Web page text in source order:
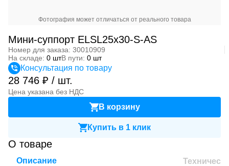
Фотография может отличаться от реального товара
Мини-суппорт ELSL25x30-S-AS
Номер для заказа: 30010909
На складе: 0 штВ пути: 0 шт
Консультация по товару
28 746 ₽ / шт.
Цена указана без НДС
В корзину
Купить в 1 клик
О товаре
Описание